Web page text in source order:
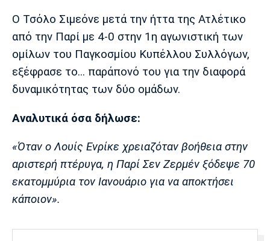
Πολιτισμός
Τραγούδια
Cine Spot
Running
Media
Παρασκήνιο
Πρόγραμμα TV
Ιωνικός Κηφισιά Πανσερραϊκός
Μαδρίτης
Μαδρίτης
Μάντσεστερ
Ο Τσόλο Σιμεόνε μετά την ήττα της Ατλέτικο
από την Παρί με 4-0 στην 1η αγωνιστική των
ομίλων του Παγκοσμίου Κυπέλλου Συλλόγων,
εξέφρασε το... παράπονό του για την διαφορά
δυναμικότητας των δύο ομάδων.
Αναλυτικά όσα δήλωσε:
«Όταν ο Λουίς Ενρίκε χρειαζόταν βοήθεια στην
αριστερή πτέρυγα, η Παρί Σεν Ζερμέν ξόδεψε 70
εκατομμύρια τον Ιανουάριο για να αποκτήσει
κάποιον».